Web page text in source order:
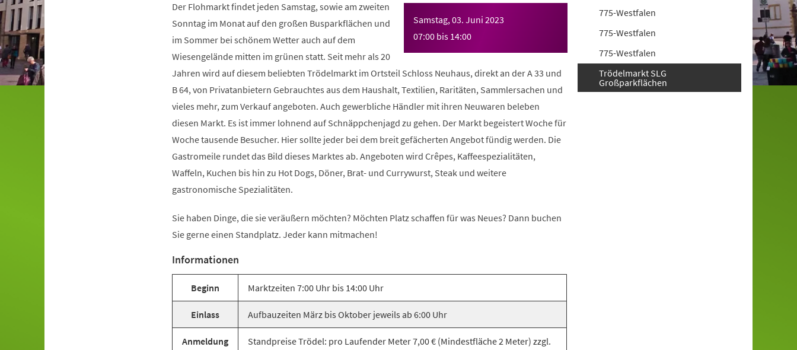
Samstag, 03. Juni 2023
07:00 bis 14:00
Der Flohmarkt findet jeden Samstag, sowie am zweiten
Sonntag im Monat auf den großen Busparkflächen und
im Sommer bei schönem Wetter auch auf dem
Wiesengelände mitten im grünen statt. Seit mehr als 20
Jahren wird auf diesem beliebten Trödelmarkt im Ortsteil Schloss Neuhaus, direkt an der A 33 und
B 64, von Privatanbietern Gebrauchtes aus dem Haushalt, Textilien, Raritäten, Sammlersachen und
vieles mehr, zum Verkauf angeboten. Auch gewerbliche Händler mit ihren Neuwaren beleben
diesen Markt. Es ist immer lohnend auf Schnäppchenjagd zu gehen. Der Markt begeistert Woche für
Woche tausende Besucher. Hier sollte jeder bei dem breit gefächerten Angebot fündig werden. Die
Gastromeile rundet das Bild dieses Marktes ab. Angeboten wird Crêpes, Kaffeespezialitäten,
Waffeln, Kuchen bis hin zu Hot Dogs, Döner, Brat- und Currywurst, Steak und weitere
gastronomische Spezialitäten.
Sie haben Dinge, die sie veräußern möchten? Möchten Platz schaffen für was Neues? Dann buchen
Sie gerne einen Standplatz. Jeder kann mitmachen!
Informationen
Beginn Marktzeiten 7:00 Uhr bis 14:00 Uhr
Einlass Aufbauzeiten März bis Oktober jeweils ab 6:00 Uhr
Anmeldung Standpreise Trödel: pro Laufender Meter 7,00 € (Mindestfläche 2 Meter) zzgl.
775-Westfalen
775-Westfalen
775-Westfalen
Trödelmarkt SLG
Großparkflächen